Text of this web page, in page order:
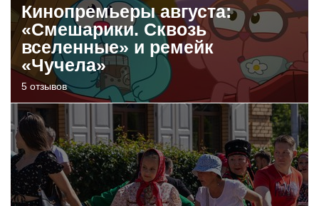
Кинопремьеры августа:
«Смешарики. Сквозь
вселенные» и ремейк
«Чучела»
5 отзывов